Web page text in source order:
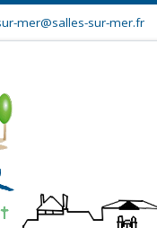
mer@salles-sur-mer.fr